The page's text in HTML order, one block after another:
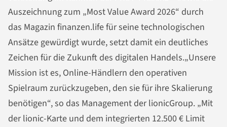
Auszeichnung zum „Most Value Award 2026“ durch
das Magazin finanzen.life für seine technologischen
Ansätze gewürdigt wurde, setzt damit ein deutliches
Zeichen für die Zukunft des digitalen Handels.„Unsere
Mission ist es, Online-Händlern den operativen
Spielraum zurückzugeben, den sie für ihre Skalierung
benötigen“, so das Management der lionicGroup. „Mit
der lionic-Karte und dem integrierten 12.500 € Limit